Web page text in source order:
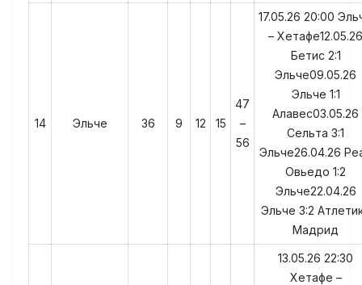
14 Эльче 36 9 12 15
47
–
56
17.05.26 20:00
– Хетафе12.05.26
Бетис 2:1
Эльче09.05.26
Эльче 1:1
Алавес03.05.26
Сельта 3:1
Эльче26.04.26
Овьедо 1:2
Эльче22.04.26
Эльче 3:2
Мадрид
13.05.26 22:30
Хетафе –